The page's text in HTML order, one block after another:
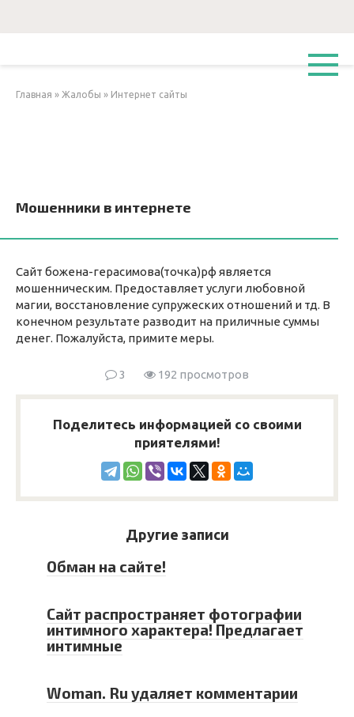
Главная » Жалобы » Интернет сайты
Мошенники в интернете
Сайт божена-герасимова(точка)рф является
мошенническим. Предоставляет услуги любовной
магии, восстановление супружеских отношений и тд. В
конечном результате разводит на приличные суммы
денег. Пожалуйста, примите меры.
3 192 просмотров
Поделитесь информацией со своими
приятелями!
Другие записи
Обман на сайте!
Сайт распространяет фотографии
интимного характера! Предлагает
интимные
Woman. Ru удаляет комментарии